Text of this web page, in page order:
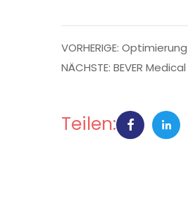
VORHERIGE:
NÄCHSTE: BEVER
Teilen: